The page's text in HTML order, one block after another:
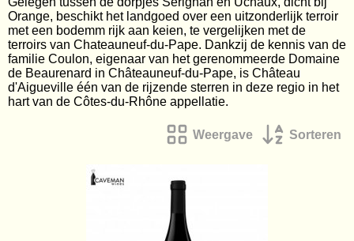
Wijnabonnement
Wijngeschenken
Contact
Orange, beschikt het landgoed over een uitzonderlijk terroir
met een bodemm rijk aan keien, te vergelijken met de
terroirs van Chateauneuf-du-Pape. Dankzij de kennis van de
familie Coulon, eigenaar van het gerenommeerde Domaine
de Beaurenard in Châteauneuf-du-Pape, is Château
d'Aigueville één van de rijzende sterren in deze regio in het
hart van de Côtes-du-Rhône appellatie.
Weergave Sorteren